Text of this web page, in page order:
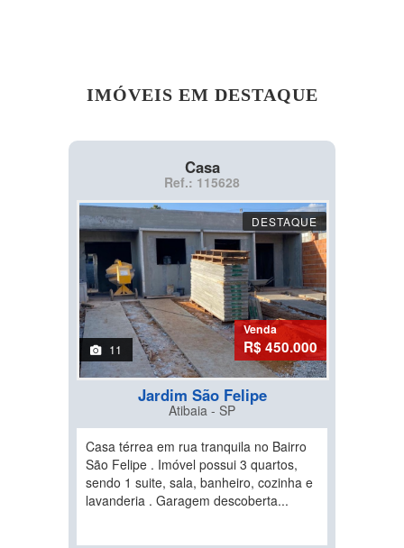
IMÓVEIS EM DESTAQUE
Casa
Ref.: 115628
DESTAQUE
11
Venda
R$ 450.000
Jardim São Felipe
Atibaia - SP
Casa térrea em rua tranquila no Bairro
São Felipe . Imóvel possui 3 quartos,
sendo 1 suite, sala, banheiro, cozinha e
lavanderia . Garagem descoberta...